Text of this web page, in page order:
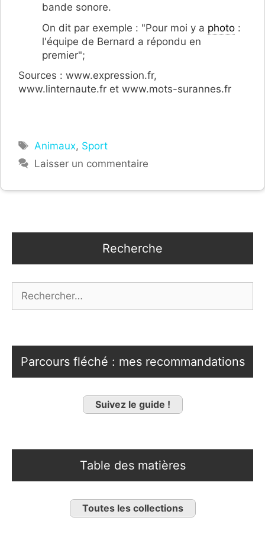
bande sonore.
On dit par exemple : "Pour moi y a photo :
l'équipe de Bernard a répondu en
premier";
Sources : www.expression.fr,
www.linternaute.fr et www.mots-surannes.fr
Étiquettes
Animaux, Sport
Laisser un commentaire
Recherche
Parcours fléché : mes recommandations
Suivez le guide !
Table des matières
Toutes les collections